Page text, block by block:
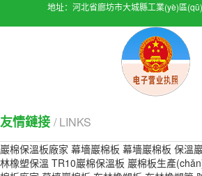
地址：河北省廊坊市大城縣工業(yè)區(qū)
友情鏈接 / LINKS
巖棉保溫板廠家 幕墻巖棉板 幕墻巖棉板 保溫
林橡塑保溫 TR10巖棉保溫板 巖棉板生產